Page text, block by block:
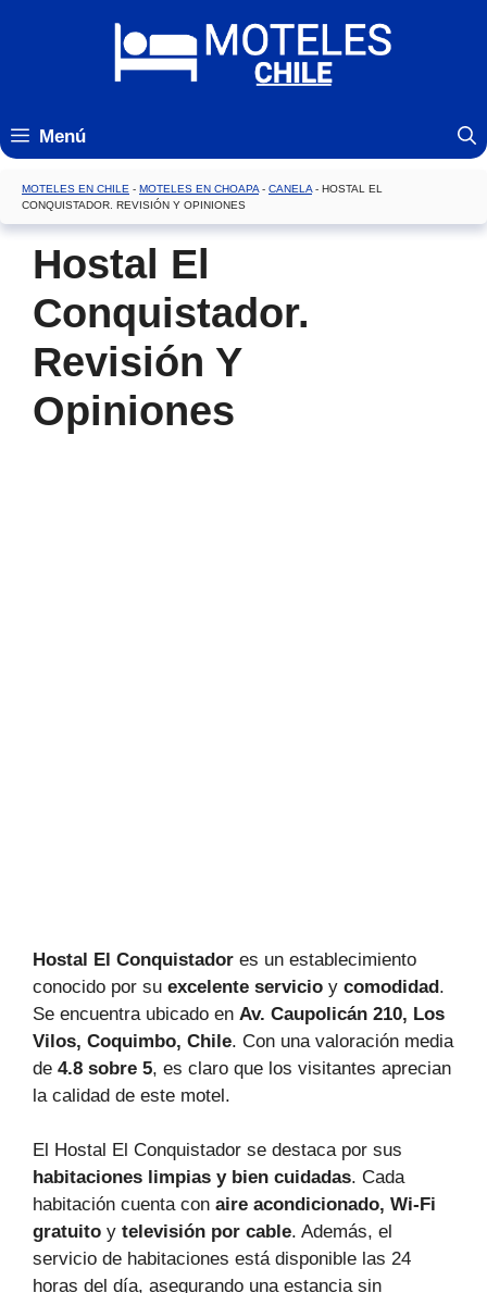
Menú
MOTELES EN CHILE - MOTELES EN CHOAPA- CANELA- HOSTAL EL
CONQUISTADOR. REVISIÓN Y OPINIONES
Hostal El
Conquistador.
Revisión Y
Opiniones
Hostal El Conquistador es un establecimiento
conocido por su excelente servicio y comodidad.
Se encuentra ubicado en Av. Caupolicán 210, Los
Vilos, Coquimbo, Chile. Con una valoración media
de 4.8 sobre 5, es claro que los visitantes aprecian
la calidad de este motel.
El Hostal El Conquistador se destaca por sus
habitaciones limpias y bien cuidadas. Cada
habitación cuenta con aire acondicionado, Wi-Fi
gratuito y televisión por cable. Además, el
servicio de habitaciones está disponible las 24
horas del día, asegurando una estancia sin